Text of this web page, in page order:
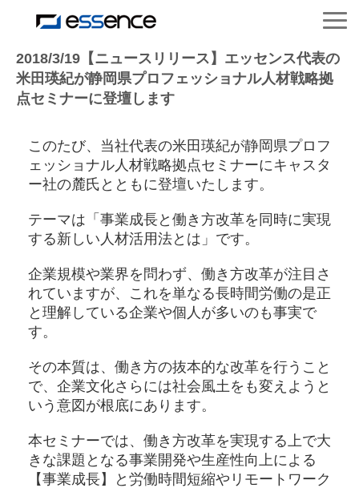
サービス紹介
ニュース＆トピックス
会社紹介
採用情報
セミナー＆コラム
2018/3/19【ニュースリリース】エッセンス代表の
米田瑛紀が静岡県プロフェッショナル人材戦略拠
点セミナーに登壇します
このたび、当社代表の米田瑛紀が静岡県プロフ
ェッショナル人材戦略拠点セミナーにキャスタ
ー社の麓氏とともに登壇いたします。
テーマは「事業成長と働き方改革を同時に実現
する新しい人材活用法とは」です。
企業規模や業界を問わず、働き方改革が注目さ
れていますが、これを単なる長時間労働の是正
と理解している企業や個人が多いのも事実で
す。
その本質は、働き方の抜本的な改革を行うこと
で、企業文化さらには社会風土をも変えようと
いう意図が根底にあります。
本セミナーでは、働き方改革を実現する上で大
きな課題となる事業開発や生産性向上による
【事業成長】と労働時間短縮やリモートワーク